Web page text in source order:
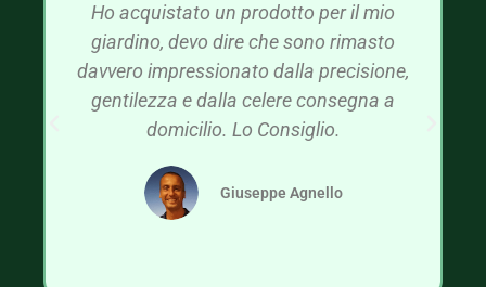
Ho acquistato un prodotto per il mio
giardino, devo dire che sono rimasto
davvero impressionato dalla precisione,
gentilezza e dalla celere consegna a
domicilio. Lo Consiglio.
Giuseppe Agnello